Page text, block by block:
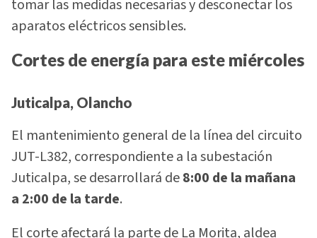
tomar las medidas necesarias y desconectar los
aparatos eléctricos sensibles.
Cortes de energía para este miércoles
Juticalpa, Olancho
El mantenimiento general de la línea del circuito
JUT-L382, correspondiente a la subestación
Juticalpa, se desarrollará de8:00 de la mañana
a 2:00 de la tarde.
El corte afectará la parte de La Morita, aldea